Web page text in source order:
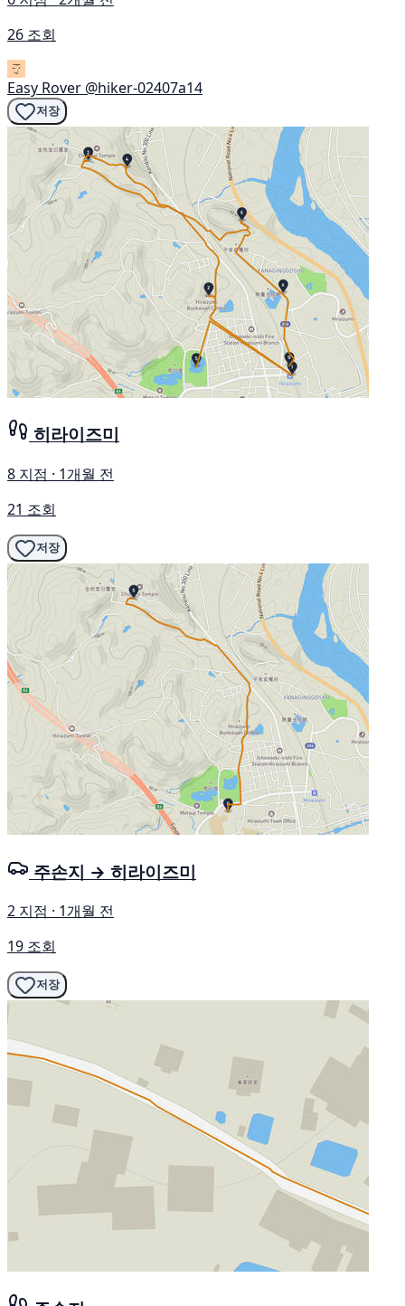
26 조회
Easy Rover @hiker-02407a14
저장
히라이즈미
8 지점 · 1개월 전
21 조회
저장
주손지 → 히라이즈미
2 지점 · 1개월 전
19 조회
저장